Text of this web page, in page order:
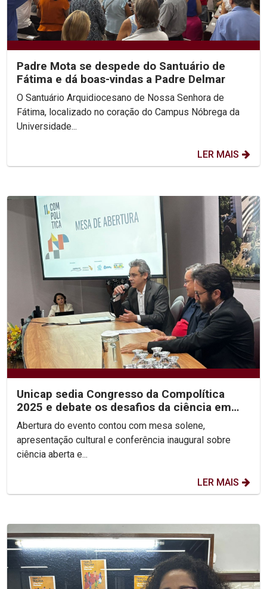
Padre Mota se despede do Santuário de
Fátima e dá boas-vindas a Padre Delmar
O Santuário Arquidiocesano de Nossa Senhora de
Fátima, localizado no coração do Campus Nóbrega da
Universidade...
LER MAIS
Unicap sedia Congresso da Compolítica
2025 e debate os desafios da ciência em
tempos de...
Abertura do evento contou com mesa solene,
apresentação cultural e conferência inaugural sobre
ciência aberta e...
LER MAIS